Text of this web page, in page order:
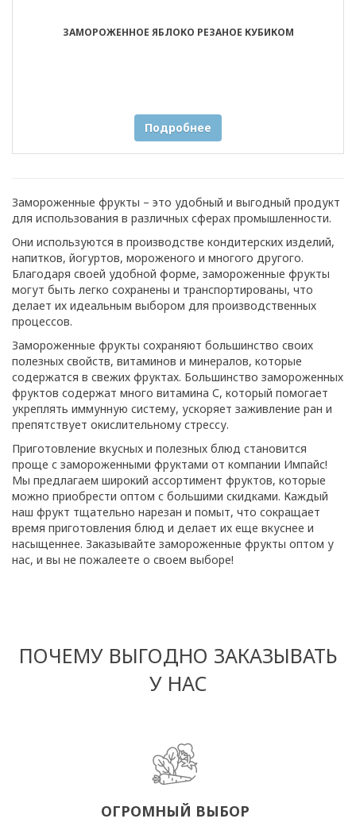
ЗАМОРОЖЕННОЕ ЯБЛОКО РЕЗАНОЕ КУБИКОМ
Подробнее
Замороженные фрукты – это удобный и выгодный продукт
для использования в различных сферах промышленности.
Они используются в производстве кондитерских изделий,
напитков, йогуртов, мороженого и многого другого.
Благодаря своей удобной форме, замороженные фрукты
могут быть легко сохранены и транспортированы, что
делает их идеальным выбором для производственных
процессов.
Замороженные фрукты сохраняют большинство своих
полезных свойств, витаминов и минералов, которые
содержатся в свежих фруктах. Большинство замороженных
фруктов содержат много витамина С, который помогает
укреплять иммунную систему, ускоряет заживление ран и
препятствует окислительному стрессу.
Приготовление вкусных и полезных блюд становится
проще с замороженными фруктами от компании Импайс!
Мы предлагаем широкий ассортимент фруктов, которые
можно приобрести оптом с большими скидками. Каждый
наш фрукт тщательно нарезан и помыт, что сокращает
время приготовления блюд и делает их еще вкуснее и
насыщеннее. Заказывайте замороженные фрукты оптом у
нас, и вы не пожалеете о своем выборе!
ПОЧЕМУ ВЫГОДНО ЗАКАЗЫВАТЬ
У НАС
ОГРОМНЫЙ ВЫБОР